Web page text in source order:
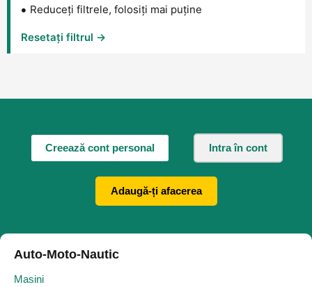
Reduceți filtrele, folosiți mai puține
Resetați filtrul →
Creează cont personal Intra în cont
Adaugă-ți afacerea
Auto-Moto-Nautic
Masini